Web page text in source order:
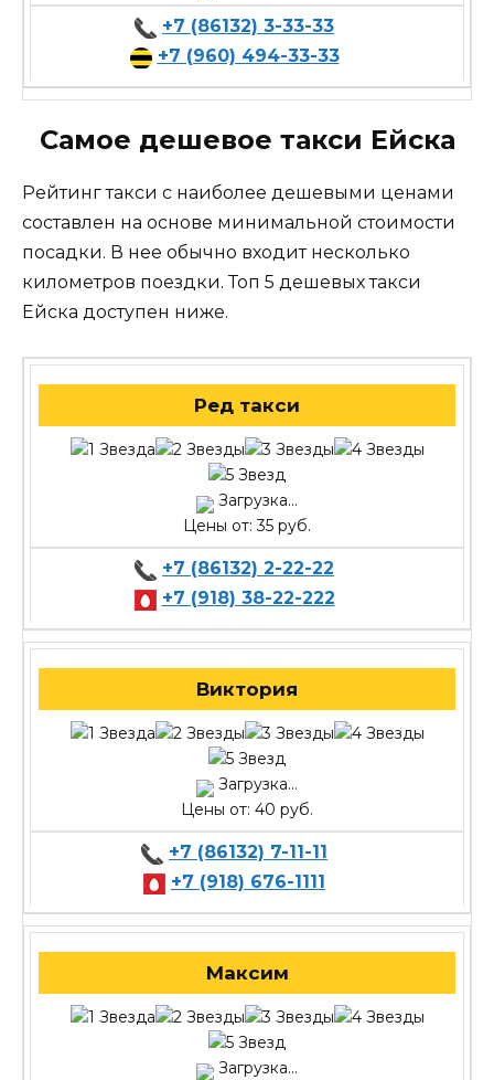
+7 (86132) 3-33-33
+7 (960) 494-33-33
Самое дешевое такси Ейска
Рейтинг такси с наиболее дешевыми ценами
составлен на основе минимальной стоимости
посадки. В нее обычно входит несколько
километров поездки. Топ 5 дешевых такси
Ейска доступен ниже.
Ред такси
Загрузка...
Цены от: 35 руб.
+7 (86132) 2-22-22
+7 (918) 38-22-222
Виктория
Загрузка...
Цены от: 40 руб.
+7 (86132) 7-11-11
+7 (918) 676-1111
Максим
Загрузка...